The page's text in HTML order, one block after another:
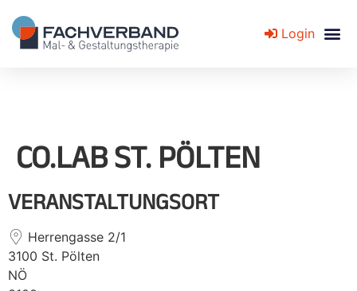
Login
CO.LAB ST. PÖLTEN
VERANSTALTUNGSORT
Herrengasse 2/1
3100 St. Pölten
NÖ